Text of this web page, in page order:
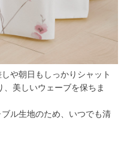
や朝日もしっかりシャット
美しいウェーブを保ちま
ル生地のため、いつでも清